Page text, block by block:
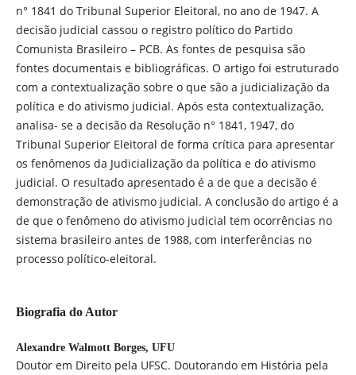
n° 1841 do Tribunal Superior Eleitoral, no ano de 1947. A
decisão judicial cassou o registro político do Partido
Comunista Brasileiro – PCB. As fontes de pesquisa são
fontes documentais e bibliográficas. O artigo foi estruturado
com a contextualização sobre o que são a judicialização da
política e do ativismo judicial. Após esta contextualização,
analisa- se a decisão da Resolução n° 1841, 1947, do
Tribunal Superior Eleitoral de forma crítica para apresentar
os fenômenos da Judicialização da política e do ativismo
judicial. O resultado apresentado é a de que a decisão é
demonstração de ativismo judicial. A conclusão do artigo é a
de que o fenômeno do ativismo judicial tem ocorrências no
sistema brasileiro antes de 1988, com interferências no
processo político-eleitoral.
Biografia do Autor
Alexandre Walmott Borges, UFU
Doutor em Direito pela UFSC. Doutorando em História pela